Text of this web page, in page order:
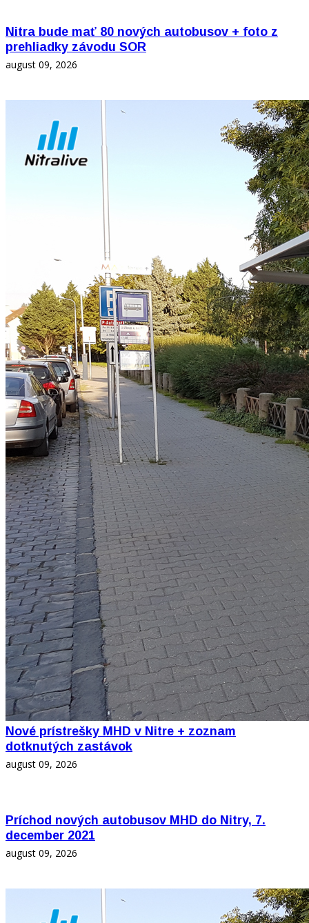
Nitra bude mať 80 nových autobusov + foto z
prehliadky závodu SOR
august 09, 2026
Nové prístrešky MHD v Nitre + zoznam
dotknutých zastávok
august 09, 2026
Príchod nových autobusov MHD do Nitry, 7.
december 2021
august 09, 2026